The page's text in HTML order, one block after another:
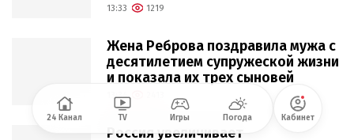
13:33 1219
Жена Реброва поздравила мужа с
десятилетием супружеской жизни
и показала их трех сыновей
13:34
Россия увеличивает
24 Канал TV Игры Погода Кабинет